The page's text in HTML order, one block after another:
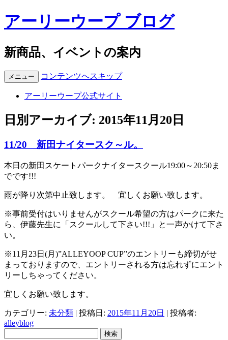
アーリーウープ ブログ
新商品、イベントの案内
メニュー コンテンツへスキップ
アーリーウープ公式サイト
日別アーカイブ: 2015年11月20日
11/20 新田ナイタースク～ル。
本日の新田スケートパークナイタースクール19:00～20:50ま
でです!!!
雨が降り次第中止致します。 宜しくお願い致します。
※事前受付はいりませんがスクール希望の方はパークに来た
ら、伊藤先生に「スクールして下さい!!!」と一声かけて下さ
い。
※11月23日(月)”ALLEYOOP CUP”のエントリーも締切がせ
まっておりますので、エントリーされる方は忘れずにエント
リーしちゃってください。
宜しくお願い致します。
カテゴリー: 未分類 | 投稿日: 2015年11月20日 | 投稿者:
alleyblog